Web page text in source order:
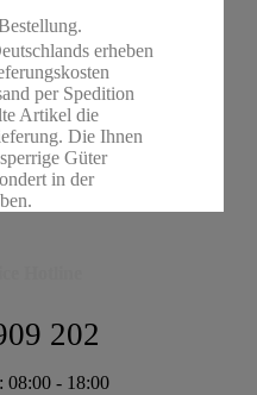
erheben
per Spedition
Artikel die
Die Ihnen
Güter
in der
202
08:00 - 18:00